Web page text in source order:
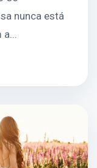
nunca está
a...